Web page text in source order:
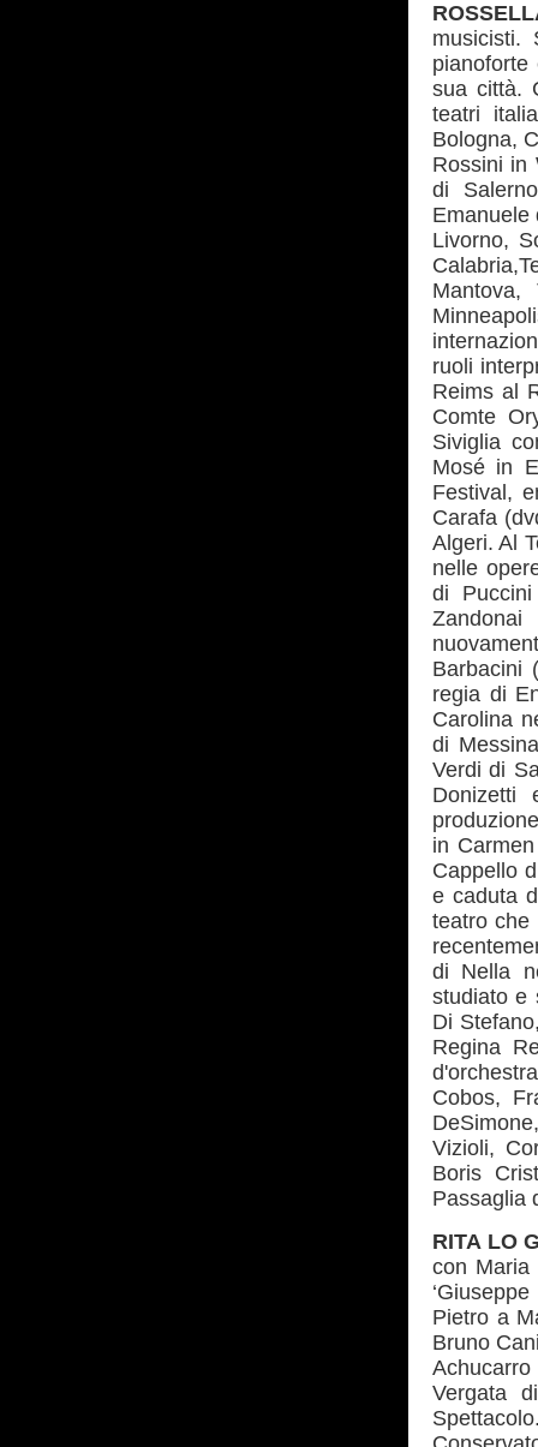
sua città.
teatri
Bologna,
Rossini in
di
Emanuele
Livorno,
ruoli
Reims al
Comte
Siviglia
Mosé in
Festival,
Carafa
Algeri. Al
nelle
di
Barbacini
regia di
Carolina
di
Verdi di
Donizetti
in
Cappello
e caduta
teatro che
di Nella
studiato e
Di
Regina
Cobos,
Vizioli,
Boris
Passaglia
RITA LO
con Maria
Pietro a
Bruno
Vergata